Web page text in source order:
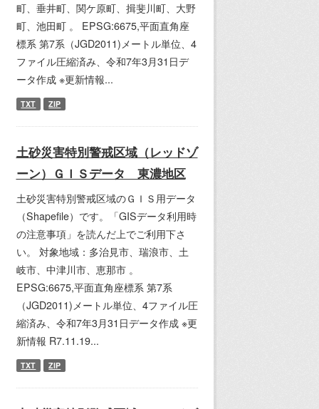
町、垂井町、関ケ原町、揖斐川町、大野
町、池田町 。 EPSG:6675,平面直角座
標系 第7系（JGD2011)メートル単位、4
ファイル圧縮済み、令和7年3月31日デ
ータ作成 ※更新情報...
TXT ZIP
土砂災害特別警戒区域（レッドゾ
ーン）ＧＩＳデータ 東濃地区
土砂災害特別警戒区域のＧＩＳ用データ
（Shapefile）です。「GISデータ利用時
の注意事項」を読んだ上でご利用下さ
い。 対象地域：多治見市、瑞浪市、土
岐市、中津川市、恵那市 。
EPSG:6675,平面直角座標系 第7系
（JGD2011)メートル単位、4ファイル圧
縮済み、令和7年3月31日データ作成 ※更
新情報 R7.11.19...
TXT ZIP